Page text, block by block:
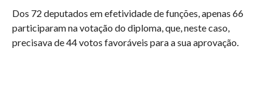
Dos 72 deputados em efetividade de funções, apenas 66
participaram na votação do diploma, que, neste caso,
precisava de 44 votos favoráveis para a sua aprovação.